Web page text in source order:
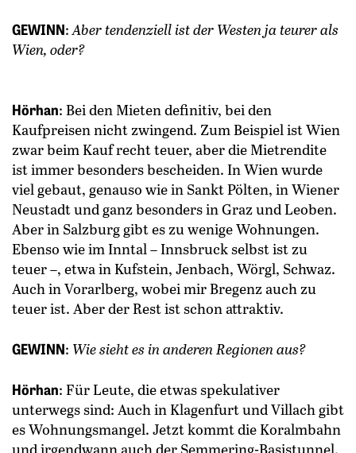
GEWINN:Aber tendenziell ist der ­Westen ja teurer als
Wien, oder?
Hörhan: Bei den Mieten definitiv, bei den
Kaufpreisen nicht zwingend. Zum Beispiel ist Wien
zwar beim Kauf recht teuer, aber die Mietrendite
ist immer besonders bescheiden. In Wien wurde
viel gebaut, genauso wie in Sankt Pölten, in Wiener
Neustadt und ganz besonders in Graz und Leoben.
Aber in Salzburg gibt es zu wenige Wohnungen.
Ebenso wie im Inntal – Innsbruck selbst ist zu
teuer –, etwa in Kufstein, Jenbach, Wörgl, Schwaz.
Auch in Vorarlberg, wobei mir Bregenz auch zu
teuer ist. Aber der Rest ist schon attraktiv.
GEWINN: Wie sieht es in anderen ­Regionen aus?
Hörhan: Für Leute, die etwas spekulativer
unterwegs sind: Auch in Klagenfurt und Villach gibt
es Wohnungsmangel. Jetzt kommt die Koralmbahn
und irgendwann auch der Semmering-Basistunnel.